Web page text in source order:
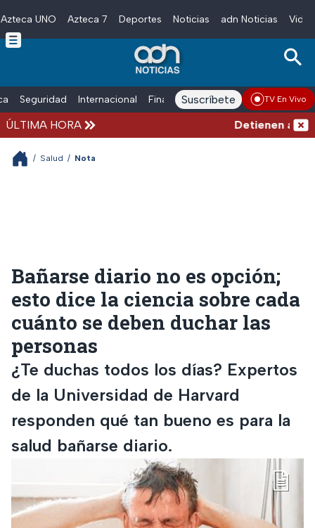
Skip to main content
Azteca UNO Azteca 7 Deportes Noticias adn Noticias
Seguridad Internacional Finanzas adn Noticias Radio
Suscríbete TV En Vivo
ÚLTIMA HORA Detienen al
/ Salud / Nota
Bañarse diario no es opción;
esto dice la ciencia sobre cada
cuánto se deben duchar las
personas
¿Te duchas todos los días? Expertos
de la Universidad de Harvard
responden qué tan bueno es para la
salud bañarse diario.